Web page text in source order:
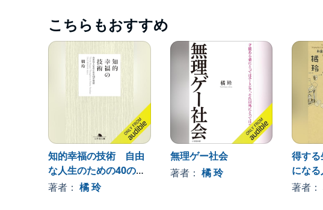
●生き方・働き方が衝撃的に変わる未来
●世界も日本も「リベラル」になっている
●組織に属す働き方、属さない働き方
●「好きなことで生きていく」しかない残酷な世界
●「ぬるい日本」でさっさと億万長者になる
●「どこでも誰とでも働ける」という生き方
●始めるのに遅すぎるということはない
など、煩わしい組織や人間関係から抜け出し、未来世界で生
働き方に危機感をいだいている人、必読の1冊。
『働き方2.0vs4.0』を改題し、文庫版だけの「特別寄稿」を加
©Akira Tachibana (P)2022 Audible, Inc.
こちらもおすすめ
知的幸福の技術 自由
な人生のための40の物
語
著者： 橘 玲
無理ゲー社会
著者： 橘 玲
得す
にな
著者：